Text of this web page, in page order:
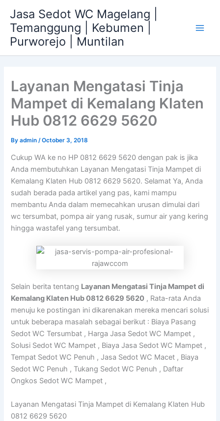
content
Jasa Sedot WC Magelang |
Temanggung | Kebumen |
Purworejo | Muntilan
Layanan Mengatasi Tinja
Mampet di Kemalang Klaten
Hub 0812 6629 5620
Byadmin/October 3, 2018
Cukup WA ke no HP 0812 6629 5620 dengan pak is jika
Anda membutuhkan Layanan Mengatasi Tinja Mampet di
Kemalang Klaten Hub 0812 6629 5620. Selamat Ya, Anda
sudah berada pada artikel yang pas, kami mampu
membantu Anda dalam memecahkan urusan dimulai dari
wc tersumbat, pompa air yang rusak, sumur air yang kering
hingga wastafel yang tersumbat.
Selain berita tentang Layanan Mengatasi Tinja Mampet di
Kemalang Klaten Hub 0812 6629 5620 , Rata-rata Anda
menuju ke postingan ini dikarenakan mereka mencari solusi
untuk beberapa masalah sebagai berikut : Biaya Pasang
Sedot WC Tersumbat , Harga Jasa Sedot WC Mampet ,
Solusi Sedot WC Mampet , Biaya Jasa Sedot WC Mampet ,
Tempat Sedot WC Penuh , Jasa Sedot WC Macet , Biaya
Sedot WC Penuh , Tukang Sedot WC Penuh , Daftar
Ongkos Sedot WC Mampet ,
Layanan Mengatasi Tinja Mampet di Kemalang Klaten Hub
0812 6629 5620